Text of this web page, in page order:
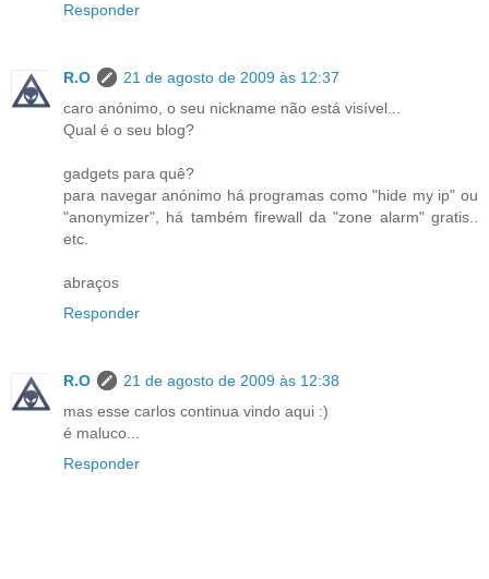
Responder
R.O
21 de agosto de 2009 às 12:37
caro anónimo, o seu nickname não está visível...
Qual é o seu blog?
gadgets para quê?
para navegar anónimo há programas como "hide my ip" ou
"anonymizer", há também firewall da "zone alarm" gratis..
etc.
abraços
Responder
R.O
21 de agosto de 2009 às 12:38
mas esse carlos continua vindo aqui :)
é maluco...
Responder